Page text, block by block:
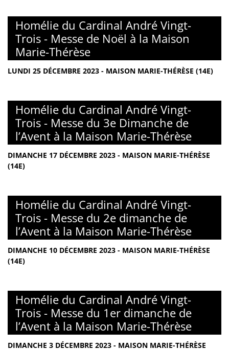
Homélie du Cardinal André Vingt-
Trois - Messe de Noël à la Maison
Marie-Thérèse
LUNDI 25 DÉCEMBRE 2023 - MAISON MARIE-THÉRÈSE (14E)
Homélie du Cardinal André Vingt-
Trois - Messe du 3e Dimanche de
l’Avent à la Maison Marie-Thérèse
DIMANCHE 17 DÉCEMBRE 2023 - MAISON MARIE-THÉRÈSE
(14E)
Homélie du Cardinal André Vingt-
Trois - Messe du 2e dimanche de
l’Avent à la Maison Marie-Thérèse
DIMANCHE 10 DÉCEMBRE 2023 - MAISON MARIE-THÉRÈSE
(14E)
Homélie du Cardinal André Vingt-
Trois - Messe du 1er dimanche de
l’Avent à la Maison Marie-Thérèse
DIMANCHE 3 DÉCEMBRE 2023 - MAISON MARIE-THÉRÈSE